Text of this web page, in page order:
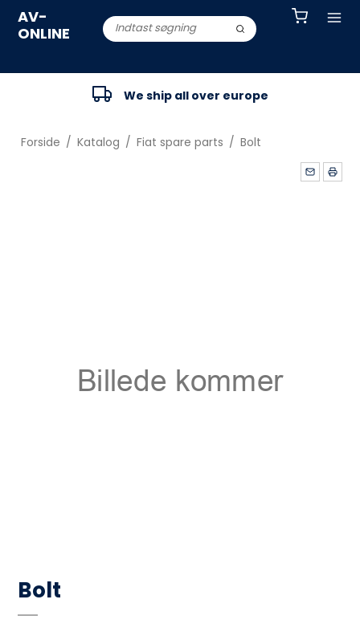
AV-
ONLINE
We ship all over europe
Forside / Katalog / Fiat spare parts / Bolt
Bolt